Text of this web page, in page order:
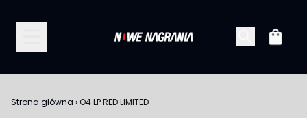
Strona główna › O4 LP RED LIMITED